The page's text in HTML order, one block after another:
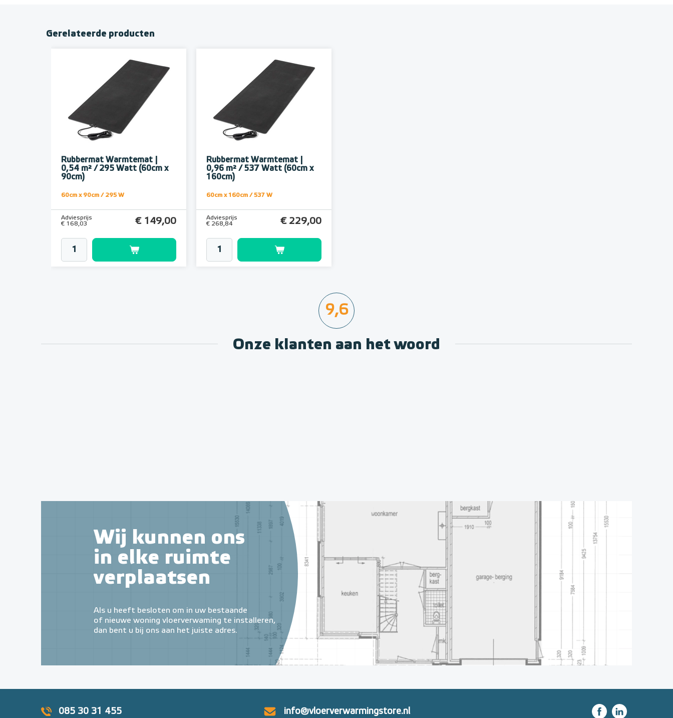
Gerelateerde producten
Rubbermat Warmtemat |
0,54 m² / 295 Watt (60cm x
90cm)
60cm x 90cm / 295 W
Adviesprijs
€ 168,03
€ 149,00
Rubbermat Warmtemat |
0,96 m² / 537 Watt (60cm x
160cm)
60cm x 160cm / 537 W
Adviesprijs
€ 268,84
€ 229,00
9,6
Onze klanten aan het woord
Wij kunnen ons
in elke ruimte
verplaatsen
Als u heeft besloten om in uw bestaande
of nieuwe woning vloerverwaming te installeren,
dan bent u bij ons aan het juiste adres.
085 30 31 455 info@vloerverwarmingstore.nl